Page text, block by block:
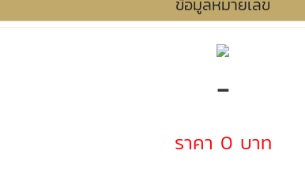
ข้อมูลหมายเลข
-
ราคา 0 บาท